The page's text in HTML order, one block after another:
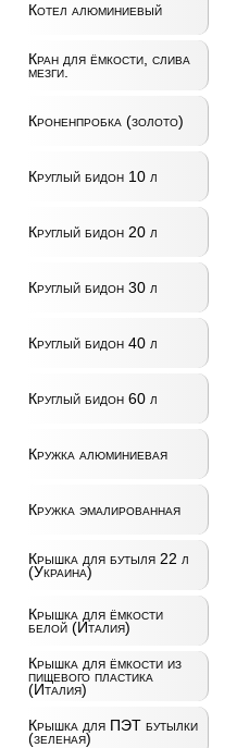
Котел алюминиевый
Кран для ёмкости, слива
мезги.
Кроненпробка (золото)
Круглый бидон 10 л
Круглый бидон 20 л
Круглый бидон 30 л
Круглый бидон 40 л
Круглый бидон 60 л
Кружка алюминиевая
Кружка эмалированная
Крышка для бутыля 22 л
(Украина)
Крышка для ёмкости
белой (Италия)
Крышка для ёмкости из
пищевого пластика
(Италия)
Крышка для ПЭТ бутылки
(зеленая)